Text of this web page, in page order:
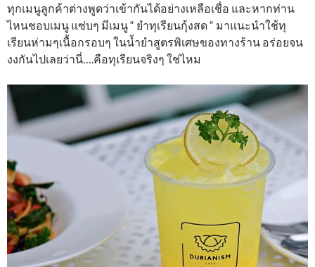
ทุกเมนูลูกค้าต่างพูดว่าเข้ากันได้อย่างเหลือเชื่อ และหากท่าน
ไหนชอบเมนู แซ่บๆ มีเมนู “ ยำทุเรียนกุ้งสด “ มาแนะนำใช้ทุ
เรียนห่ามๆเนื้อกรอบๆ ในน้ำยำสูตรพิเศษของทางร้าน อร่อยจน
งงกันไปเลยว่านี่….คือทุเรียนจริงๆ ใช่ไหม